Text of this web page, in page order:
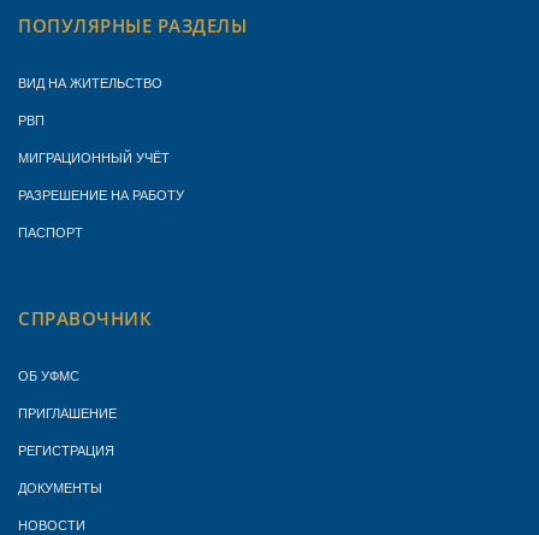
ПОПУЛЯРНЫЕ РАЗДЕЛЫ
ВИД НА ЖИТЕЛЬСТВО
РВП
МИГРАЦИОННЫЙ УЧЁТ
РАЗРЕШЕНИЕ НА РАБОТУ
ПАСПОРТ
СПРАВОЧНИК
ОБ УФМС
ПРИГЛАШЕНИЕ
РЕГИСТРАЦИЯ
ДОКУМЕНТЫ
НОВОСТИ